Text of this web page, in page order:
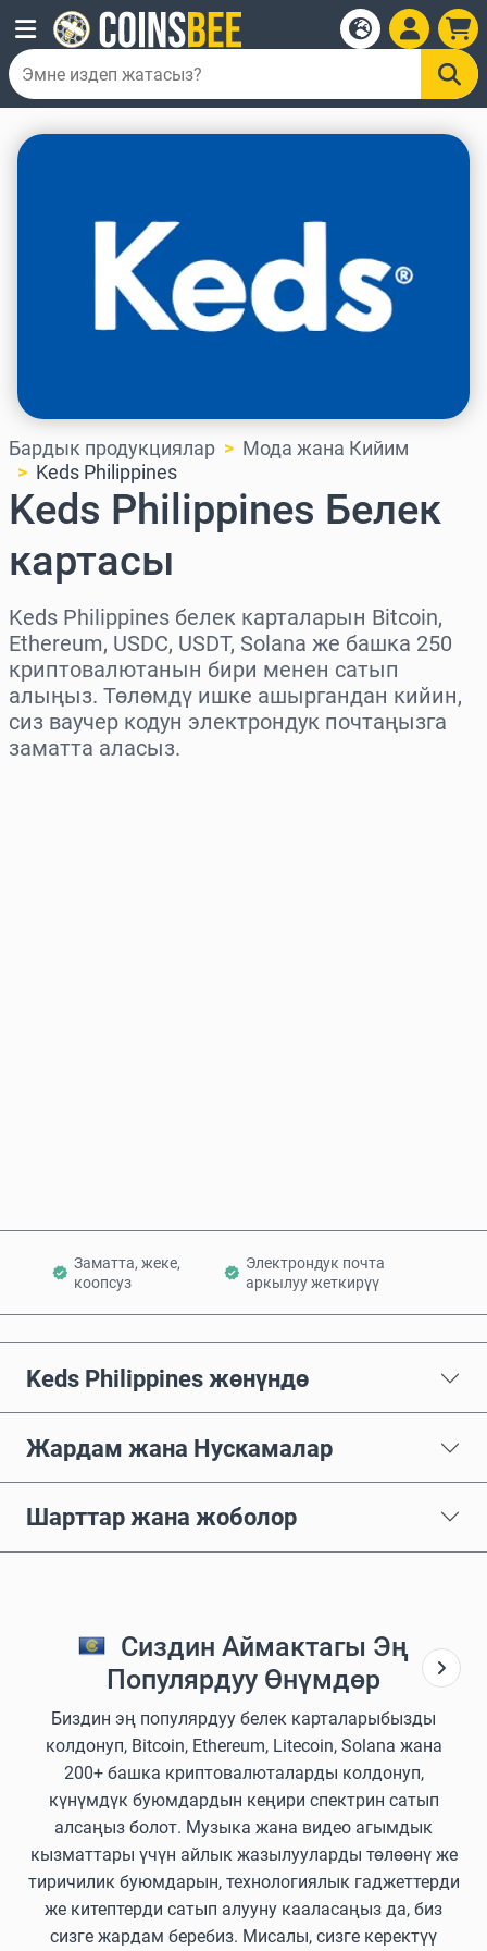
Бардык продукциялар
Мода жана Кийим
Keds Philippines
Keds Philippines Белек
картасы
Keds Philippines белек карталарын Bitcoin,
Ethereum, USDC, USDT, Solana же башка 250
криптовалютанын бири менен сатып
алыңыз. Төлөмдү ишке ашыргандан кийин,
сиз ваучер кодун электрондук почтаңызга
заматта аласыз.
Заматта, жеке,
коопсуз
Электрондук почта
аркылуу жеткирүү
Keds Philippines жөнүндө
Жардам жана Нускамалар
Шарттар жана жоболор
Сиздин Аймактагы Эң
Популярдуу Өнүмдөр
Биздин эң популярдуу белек карталарыбызды
колдонуп, Bitcoin, Ethereum, Litecoin, Solana жана
200+ башка криптовалюталарды колдонуп,
күнүмдүк буюмдардын кеңири спектрин сатып
алсаңыз болот. Музыка жана видео агымдык
кызматтары үчүн айлык жазылууларды төлөөнү же
тиричилик буюмдарын, технологиялык гаджеттерди
же китептерди сатып алууну кааласаңыз да, биз
сизге жардам беребиз. Мисалы, сизге керектүү